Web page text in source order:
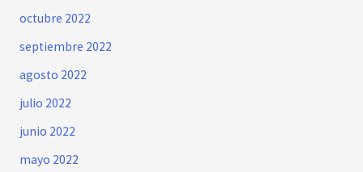
octubre 2022
septiembre 2022
agosto 2022
julio 2022
junio 2022
mayo 2022